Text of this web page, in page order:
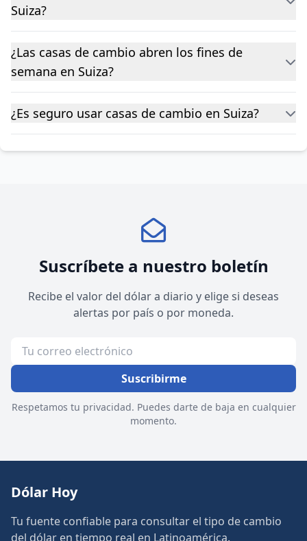
Suiza?
¿Las casas de cambio abren los fines de
semana en Suiza?
¿Es seguro usar casas de cambio en Suiza?
Suscríbete a nuestro boletín
Recibe el valor del dólar a diario y elige si deseas
alertas por país o por moneda.
Suscribirme
Respetamos tu privacidad. Puedes darte de baja en cualquier
momento.
Dólar Hoy
Tu fuente confiable para consultar el tipo de cambio
del dólar en tiempo real en Latinoamérica.